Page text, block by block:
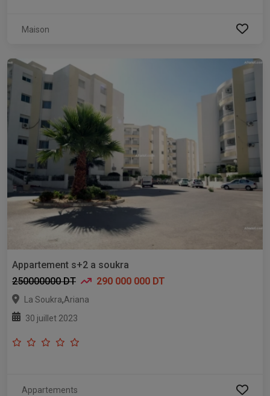
Maison
Appartement s+2 a soukra
250000000 DT
290 000 000 DT
La Soukra,Ariana
30 juillet 2023
Appartements